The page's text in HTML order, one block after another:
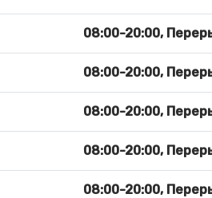
08:00-20:00,
08:00-20:00,
08:00-20:00,
08:00-20:00,
08:00-20:00,